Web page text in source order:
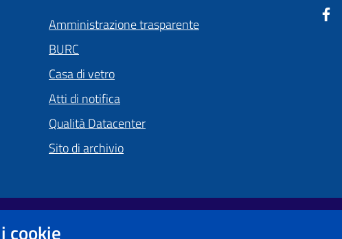
Amministrazione trasparente
BURC
Casa di vetro
Atti di notifica
Qualità Datacenter
Sito di archivio
cookie